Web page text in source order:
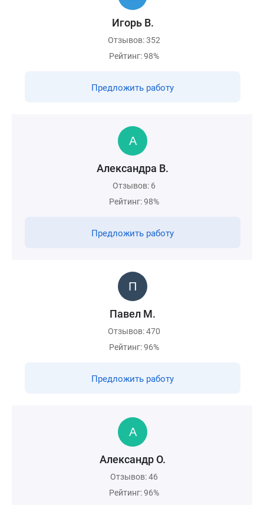
Игорь В.
Отзывов: 352
Рейтинг: 98%
Предложить работу
Александра В.
Отзывов: 6
Рейтинг: 98%
Предложить работу
Павел М.
Отзывов: 470
Рейтинг: 96%
Предложить работу
Александр О.
Отзывов: 46
Рейтинг: 96%